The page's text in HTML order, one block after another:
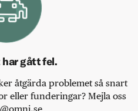
har gått fel.
åtgärda problemet så snart
eller funderingar? Mejla oss